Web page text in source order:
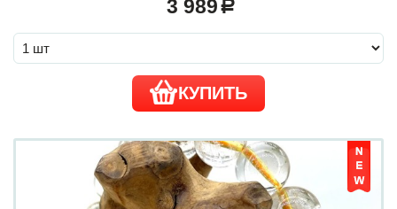
3 989 a
КУПИТЬ